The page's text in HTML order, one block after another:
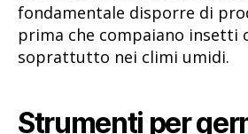
fondamentale disporre di
prima che compaiano insetti
soprattutto nei climi umidi.
Strumenti per